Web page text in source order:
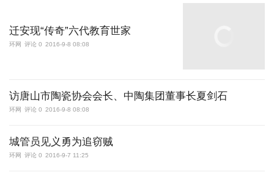
迁安现“传奇”六代教育世家
环网 评论 0 2016-9-8 08:08
访唐山市陶瓷协会会长、中陶集团董事长夏剑石
环网 评论 0 2016-9-8 08:08
城管员见义勇为追窃贼
环网 评论 0 2016-9-7 11:25